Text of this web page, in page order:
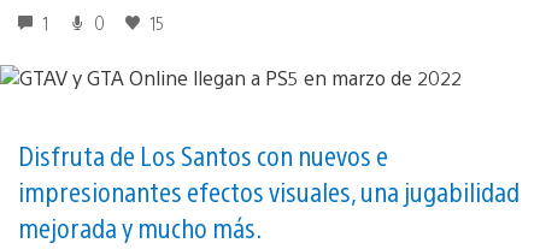
1 0 15
Disfruta de Los Santos con nuevos e
impresionantes efectos visuales, una jugabilidad
mejorada y mucho más.